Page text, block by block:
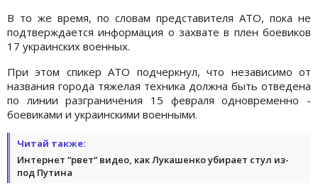
В то же время, по словам представителя АТО, пока не
подтверждается информация о захвате в плен боевиков
17 украинских военных.
При этом спикер АТО подчеркнул, что независимо от
названия города тяжелая техника должна быть отведена
по линии разграничения 15 февраля одновременно -
боевиками и украинскими военными.
Читай также:
Интернет “рвет“ видео, как Лукашенко убирает стул из-
под Путина